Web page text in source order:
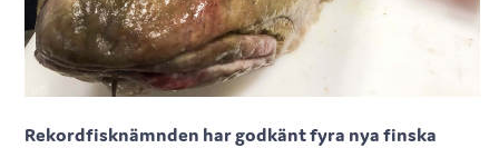
Rekordfisknämnden har godkänt fyra nya finska